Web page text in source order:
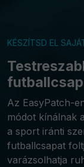
KÉSZÍTSD EL
Az EasyPatch-
módot kínálnak
a sport iránti
futballcsapat
varázsolhatja